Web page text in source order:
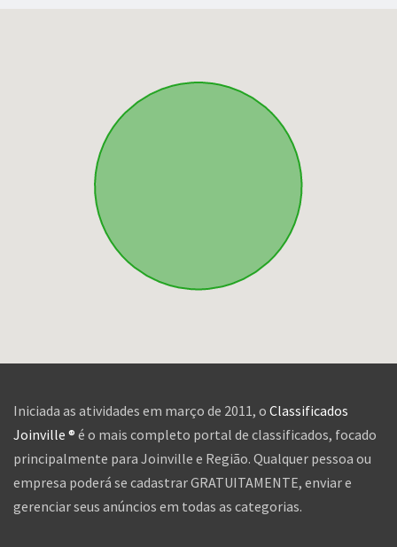
Iniciada as atividades em março de 2011, o Classificados
Joinville ® é o mais completo portal de classificados, focado
principalmente para Joinville e Região. Qualquer pessoa ou
empresa poderá se cadastrar GRATUITAMENTE, enviar e
gerenciar seus anúncios em todas as categorias.